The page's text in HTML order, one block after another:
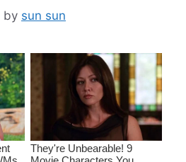
by sun sun